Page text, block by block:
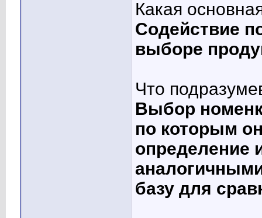
Какая
Содействие
выборе
Что
Выбор
по которым
определение
базу для